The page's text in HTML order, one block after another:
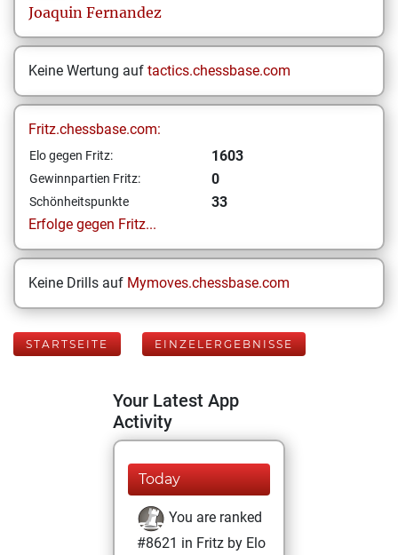
Joaquin Fernandez
Keine Wertung auf tactics.chessbase.com
Fritz.chessbase.com:
Elo gegen Fritz: 1603
Gewinnpartien Fritz: 0
Schönheitspunkte
33
Erfolge gegen Fritz...
Keine Drills auf Mymoves.chessbase.com
STARTSEITE EINZELERGEBNISSE
Your Latest App
Activity
Today
You are ranked
#8621 in Fritz by Elo